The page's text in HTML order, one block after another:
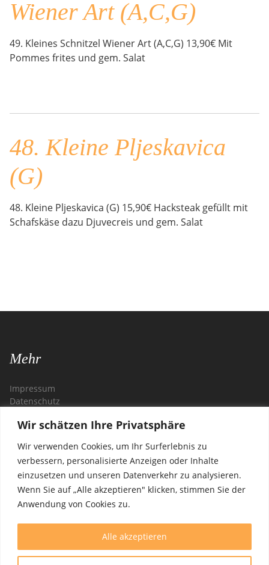
Wir schätzen Ihre Privatsphäre
Wir verwenden Cookies, um Ihr Surferlebnis zu
verbessern, personalisierte Anzeigen oder Inhalte
einzusetzen und unseren Datenverkehr zu analysieren.
Wenn Sie auf „Alle akzeptieren" klicken, stimmen Sie der
Anwendung von Cookies zu.
Alle akzeptieren
Wiener Art (A,C,G)
49. Kleines Schnitzel Wiener Art (A,C,G) 13,90€ Mit
Pommes frites und gem. Salat
48. Kleine Pljeskavica
(G)
48. Kleine Pljeskavica (G) 15,90€ Hacksteak gefüllt mit
Schafskäse dazu Djuvecreis und gem. Salat
Mehr
Impressum
Datenschutz
Kontakt
Restaurant Zagreb
Steglitzer Damm 54
12169 Berlin
Öffnungszeiten
Mittwoch - Montag: 11:30 – 22:00 Uhr
(warme Küche von 12:00 - 21:00 Uhr)